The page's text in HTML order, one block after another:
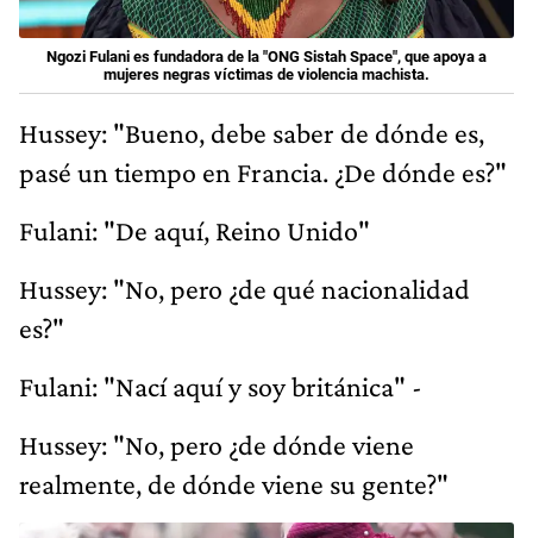
Ngozi Fulani es fundadora de la "ONG Sistah Space", que apoya a
mujeres negras víctimas de violencia machista.
Hussey: "Bueno, debe saber de dónde es,
pasé un tiempo en Francia. ¿De dónde es?"
Fulani: "De aquí, Reino Unido"
Hussey: "No, pero ¿de qué nacionalidad
es?"
Fulani: "Nací aquí y soy británica" -
Hussey: "No, pero ¿de dónde viene
realmente, de dónde viene su gente?"